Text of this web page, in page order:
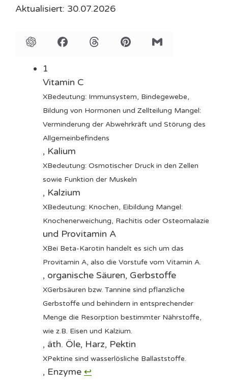
Aktualisiert: 30.07.2026
1
Vitamin C
XBedeutung: Immunsystem, Bindegewebe,
Bildung von Hormonen und Zellteilung Mangel:
Verminderung der Abwehrkräft und Störung des
Allgemeinbefindens
, Kalium
XBedeutung: Osmotischer Druck in den Zellen
sowie Funktion der Muskeln
, Kalzium
XBedeutung: Knochen, Eibildung Mangel:
Knochenerweichung, Rachitis oder Osteomalazie
und Provitamin A
XBei Beta-Karotin handelt es sich um das
Provitamin A, also die Vorstufe vom Vitamin A.
, organische Säuren, Gerbstoffe
XGerbsäuren bzw. Tannine sind pflanzliche
Gerbstoffe und behindern in entsprechender
Menge die Resorption bestimmter Nährstoffe,
wie z.B. Eisen und Kalzium.
, äth. Öle, Harz, Pektin
XPektine sind wasserlösliche Ballaststoffe.
, Enzyme ↩︎